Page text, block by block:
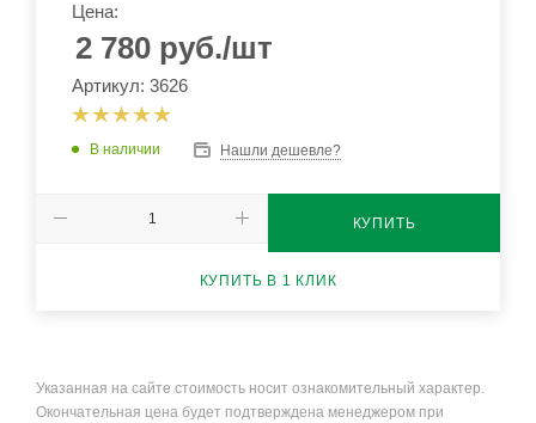
Цена:
2 780 руб./шт
Артикул: 3626
В наличии Нашли дешевле?
КУПИТЬ
КУПИТЬ В 1 КЛИК
Указанная на сайте стоимость носит ознакомительный характер.
Окончательная цена будет подтверждена менеджером при